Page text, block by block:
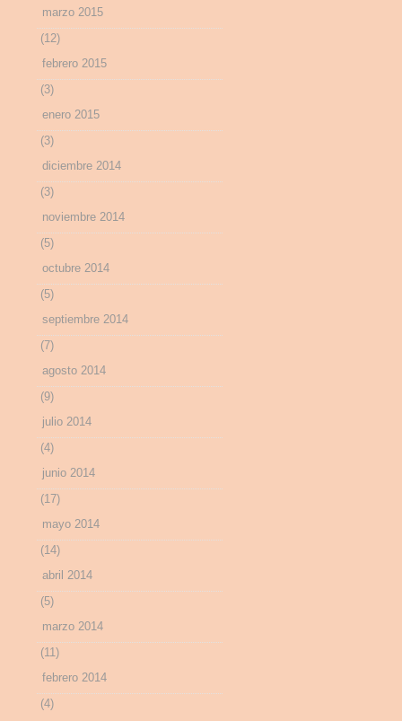
marzo 2015
(12)
febrero 2015
(3)
enero 2015
(3)
diciembre 2014
(3)
noviembre 2014
(5)
octubre 2014
(5)
septiembre 2014
(7)
agosto 2014
(9)
julio 2014
(4)
junio 2014
(17)
mayo 2014
(14)
abril 2014
(5)
marzo 2014
(11)
febrero 2014
(4)